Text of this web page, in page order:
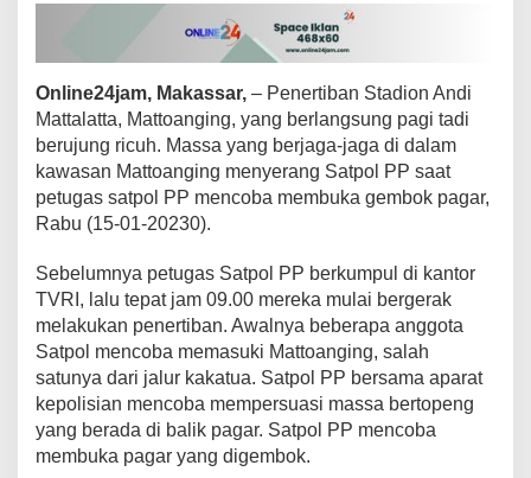
S
a
d
i
o
M
t
o
n
g
i
n
B
r
Online24jam, Makassar, – Penertiban Stadion Andi
Mattalatta, Mattoanging, yang berlangsung pagi tadi
berujung ricuh. Massa yang berjaga-jaga di dalam
kawasan Mattoanging menyerang Satpol PP saat
petugas satpol PP mencoba membuka gembok pagar,
Rabu (15-01-20230).
Sebelumnya petugas Satpol PP berkumpul di kantor
TVRI, lalu tepat jam 09.00 mereka mulai bergerak
melakukan penertiban. Awalnya beberapa anggota
Satpol mencoba memasuki Mattoanging, salah
satunya dari jalur kakatua. Satpol PP bersama aparat
kepolisian mencoba mempersuasi massa bertopeng
yang berada di balik pagar. Satpol PP mencoba
membuka pagar yang digembok.